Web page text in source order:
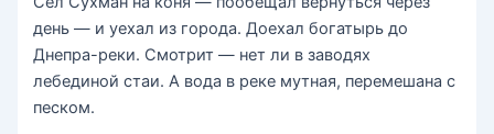
день — и уехал из города. Доехал богатырь до
Днепра-ре­ки. Смотрит — нет ли в заводях
лебединой стаи. А вода в реке мутная, перемешана с
песком.